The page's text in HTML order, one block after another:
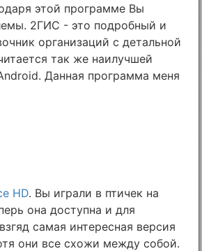
этой программе Вы
2ГИС - это подробный и
организаций с детальной
так же наилучшей
Данная программа меня
HD. Вы играли в птичек на
она доступна и для
самая интересная версия
они все схожи между собой.